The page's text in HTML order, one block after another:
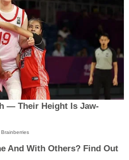
— Their Height Is Jaw-
Brainberries
And With Others? Find Out